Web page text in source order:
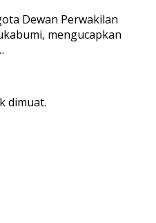
Dewan Perwakilan
mengucapkan
dimuat.